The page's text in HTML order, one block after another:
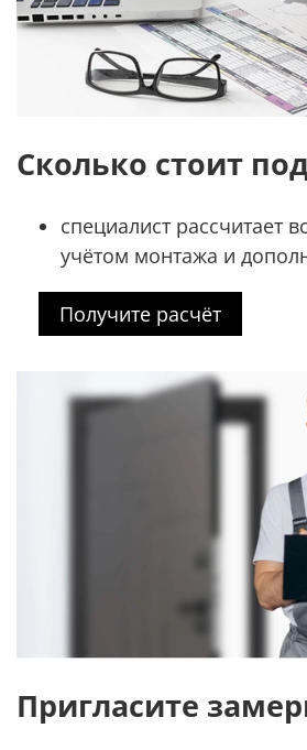
Сколько стоит
специалист рассчитает
учётом монтажа и
Получите расчёт
Пригласите